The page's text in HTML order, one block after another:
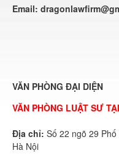
Email:
VĂN PHÒNG ĐẠI DIỆN
VĂN PHÒNG LUẬT SƯ
Địa chỉ: Số 22 ngõ 29
Hà Nội